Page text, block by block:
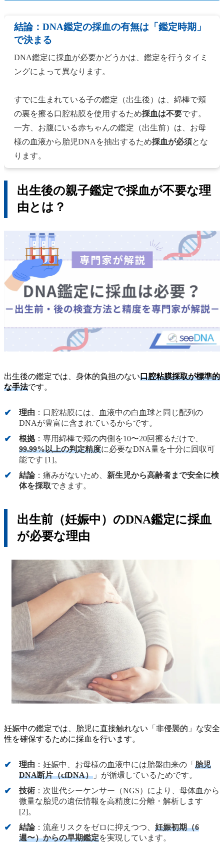
結論：DNA鑑定の採血の有無は「鑑定時期」
で決まる
DNA鑑定に採血が必要かどうかは、鑑定を行うタイミ
ングによって異なります。
すでに生まれている子の鑑定（出生後）は、綿棒で頬
の裏を擦る口腔粘膜を使用するため採血は不要です。
一方、お腹にいる赤ちゃんの鑑定（出生前）は、お母
様の血液から胎児DNAを抽出するため採血が必須とな
ります。
出生後の親子鑑定で採血が不要な理
由とは？
出生後の鑑定では、身体的負担のない口腔粘膜採取が標準的
な手法です。
理由 ：口腔粘膜には、血液中の白血球と同じ配列の
DNAが豊富に含まれているからです。
根拠 ：専用綿棒で頬の内側を10〜20回擦るだけで、
99.99%以上の判定精度に必要なDNA量を十分に回収可
能です [1]。
結論：痛みがないため、 新生児から高齢者まで安全に検
体を採取できます。
出生前（妊娠中）のDNA鑑定に採血
が必要な理由
妊娠中の鑑定では、胎児に直接触れない「非侵襲的」な安全
性を確保するために採血を行います。
理由 ：妊娠中、お母様の血液中には胎盤由来の「 胎児
DNA断片（cfDNA） 」が循環しているためです。
技術 ：次世代シーケンサー（NGS）により、母体血から
微量な胎児の遺伝情報を高精度に分離・解析します
[2]。
結論：流産リスクをゼロに抑えつつ、 妊娠初期（6
週〜）からの早期鑑定を実現しています。